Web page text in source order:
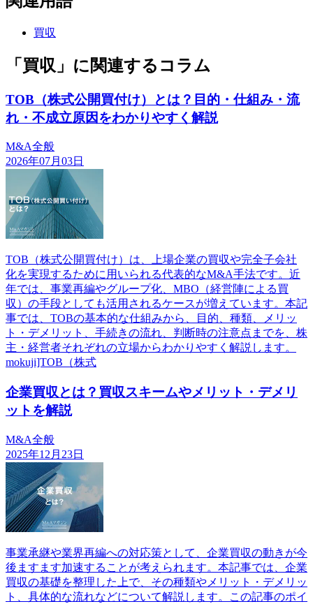
買収
「買収」に関連するコラム
TOB（株式公開買付け）とは？目的・仕組み・流
れ・不成立原因をわかりやすく解説
M&A全般
2026年07月03日
TOB（株式公開買付け）は、上場企業の買収や完全子会社
化を実現するために用いられる代表的なM&A手法です。近
年では、事業再編やグループ化、MBO（経営陣による買
収）の手段としても活用されるケースが増えています。本記
事では、TOBの基本的な仕組みから、目的、種類、メリッ
ト・デメリット、手続きの流れ、判断時の注意点までを、株
主・経営者それぞれの立場からわかりやすく解説します。
mokuji]TOB（株式
企業買収とは？買収スキームやメリット・デメリ
ットを解説
M&A全般
2025年12月23日
事業承継や業界再編への対応策として、企業買収の動きが今
後ますます加速することが考えられます。本記事では、企業
買収の基礎を整理した上で、その種類やメリット・デメリッ
ト、具体的な流れなどについて解説します。この記事のポイ